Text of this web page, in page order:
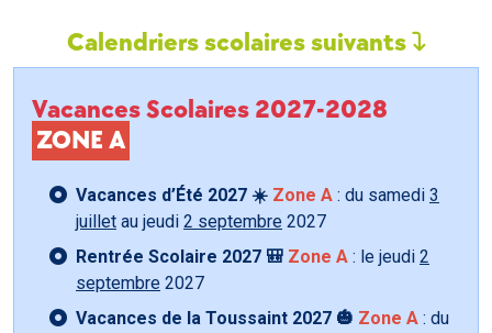
Calendriers scolaires suivants
Vacances Scolaires 2027-2028
ZONE A
Vacances d’Été 2027 ☀️ Zone A : du samedi 3
juillet au jeudi 2 septembre 2027
Rentrée Scolaire 2027 🎒 Zone A : le jeudi 2
septembre 2027
Vacances de la Toussaint 2027 🎃 Zone A : du